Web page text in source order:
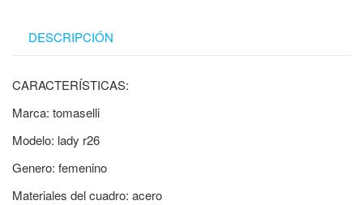
DESCRIPCIÓN
CARACTERÍSTICAS:
Marca: tomaselli
Modelo: lady r26
Genero: femenino
Materiales del cuadro: acero